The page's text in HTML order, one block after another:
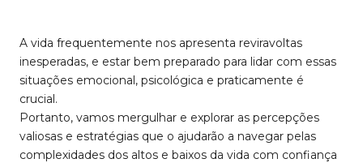
A vida frequentemente nos apresenta reviravoltas
inesperadas, e estar bem preparado para lidar com essas
situações emocional, psicológica e praticamente é
crucial.
Portanto, vamos mergulhar e explorar as percepções
valiosas e estratégias que o ajudarão a navegar pelas
complexidades dos altos e baixos da vida com confiança